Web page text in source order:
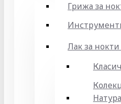
Грижа за
Лак за нокти